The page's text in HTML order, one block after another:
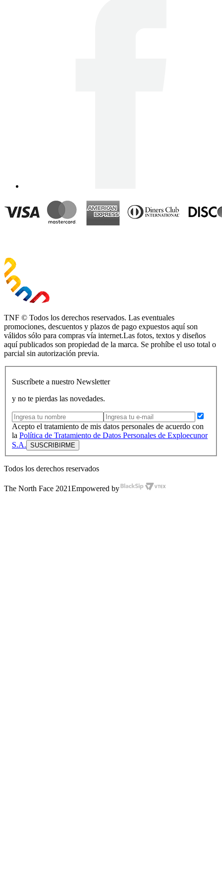
TNF © Todos los derechos reservados. Las eventuales
promociones, descuentos y plazos de pago expuestos aquí son
válidos sólo para compras vía internet.Las fotos, textos y diseños
aquí publicados son propiedad de la marca. Se prohíbe el uso total o
parcial sin autorización previa.
Suscríbete a nuestro Newsletter
y no te pierdas las novedades.
Acepto el tratamiento de mis datos personales de acuerdo con
la Política de Tratamiento de Datos Personales de Exploecunor
S.A.
Todos los derechos reservados
The North Face 2021Empowered by